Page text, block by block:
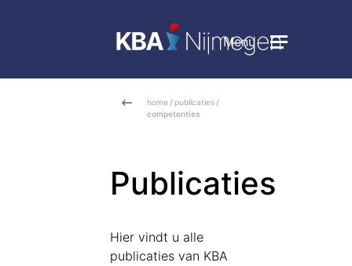
Menu
home / publicaties /
competenties
Publicaties
Hier vindt u alle
publicaties van KBA